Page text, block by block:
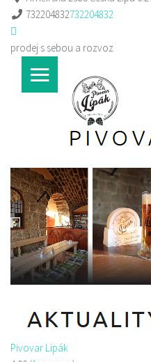
732204832732204832
prodej s sebou a rozvoz
Pivovar Lipák